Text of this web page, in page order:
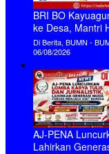
BRI BO
ke Desa, Mantri
Kerakyatan
Di Berita, BUMN -
06/08/2026
AJ-PENA
Lahirkan